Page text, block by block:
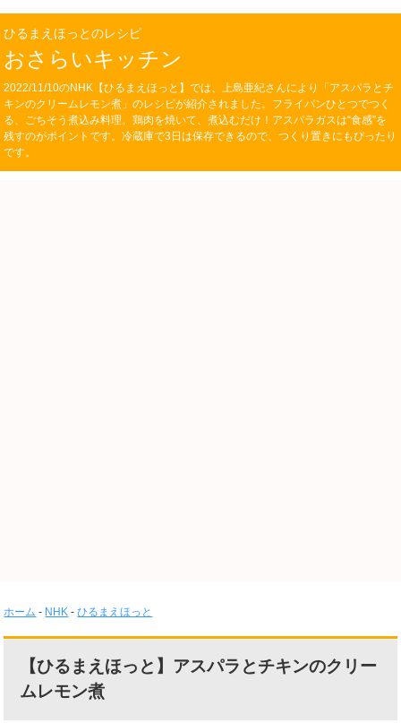
ひるまえほっとのレシピ
おさらいキッチン
2022/11/10のNHK【ひるまえほっと】では、上島亜紀さんにより「アスパラとチ
キンのクリームレモン煮」のレシピが紹介されました。フライパンひとつでつく
る、ごちそう煮込み料理。鶏肉を焼いて、煮込むだけ！アスパラガスは“食感”を
残すのがポイントです。冷蔵庫で3日は保存できるので、つくり置きにもぴったり
です。
ホーム - NHK -ひるまえほっと
【ひるまえほっと】アスパラとチキンのクリー
ムレモン煮